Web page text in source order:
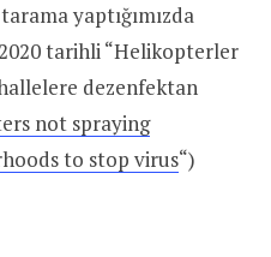
yaptığımızda
tarihli “Helikopterler
dezenfektan
not spraying
to stop virus“)